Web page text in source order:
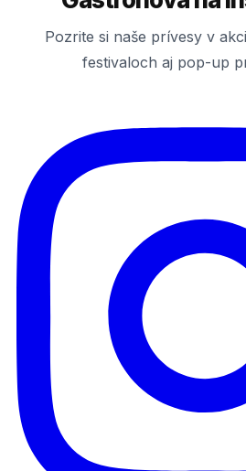
Pozrite si naše prívesy v
festivaloch aj pop-up